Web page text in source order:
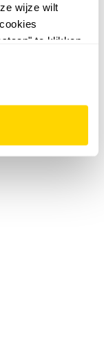
wijze wilt
te klikken.